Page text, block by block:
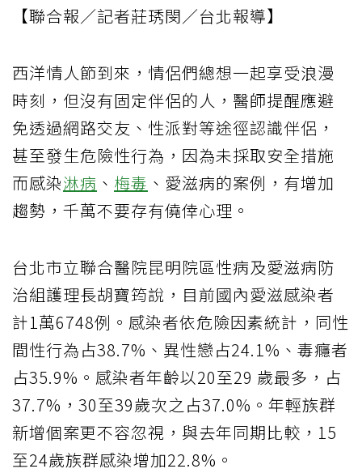
【聯合報／記者莊琇閔／台北報導】
西洋情人節到來，情侶們總想一起享受浪漫
時刻，但沒有固定伴侶的人，醫師提醒應避
免透過網路交友、性派對等途徑認識伴侶，
甚至發生危險性行為，因為未採取安全措施
而感染淋病 、 梅毒 、愛滋病的案例，有增加
趨勢，千萬不要存有僥倖心理。
台北市立聯合醫院昆明院區性病及愛滋病防
治組護理長胡寶筠說，目前國內愛滋感染者
計1萬6748例。感染者依危險因素統計，同性
間性行為占38.7%、異性戀占24.1%、毒癮者
占35.9%。感染者年齡以20至29 歲最多，占
37.7%，30至39歲次之占37.0%。年輕族群
新增個案更不容忽視，與去年同期比較，15
至24歲族群感染增加22.8%。